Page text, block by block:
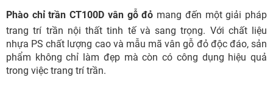
Phào chỉ trần CT100D vân gỗ đỏ mang đến một giải pháp
trang trí trần nội thất tinh tế và sang trọng. Với chất liệu
nhựa PS chất lượng cao và mẫu mã vân gỗ đỏ độc đáo, sản
phẩm không chỉ làm đẹp mà còn có công dụng hiệu quả
trong việc trang trí trần.